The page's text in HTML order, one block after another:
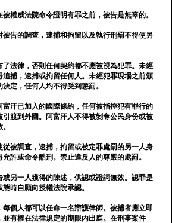
權威法院命令證明有罪之前，被告是無辜的。
被告的調查，逮捕和拘留以及執行刑罰不得使另
了法律，否則任何契約都不應被視為犯罪。未經
追捕，逮捕或拘留任何人。未經犯罪現場之前頒
定，任何人均不得受到懲罰。
富汗已加入的國際條約，任何被指控犯有罪行的
引渡到外國。阿富汗人不得被剝奪公民身份或被
從被調查，逮捕，拘留或被定罪處罰的另一人身
許或命令酷刑。禁止違反人的尊嚴的處罰。
或另一人獲得的陳述，供認或證詞無效。認罪是
時自願向授權法院承認。
每個人都可以任命一名辯護律師。被捕者應立即
並有權在法律規定的期限內出庭。在刑事案件